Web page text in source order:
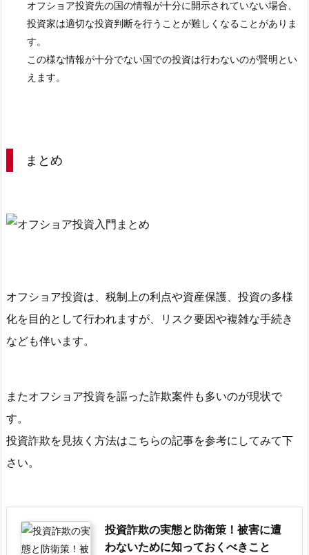
オフショア投資先の国の情報が十分に開示されていない場合、
投資家は適切な投資判断を行うことが難しくなることがありま
す。
この様な情報が十分でない国での投資は行わないのが賢明とい
えます。
まとめ
オフショア投資は、税制上の利点や資産保護、投資の多様
化を目的として行われますが、リスク要因や複雑な手続き
なども伴います。
またオフショア投資を謳った詐欺案件も多いのが現状で
す。
投資詐欺を見抜く方法はこちらの記事を参考にしてみて下
さい。
投資詐欺の実態と防衛策！被害に遭
わないために知っておくべきこと